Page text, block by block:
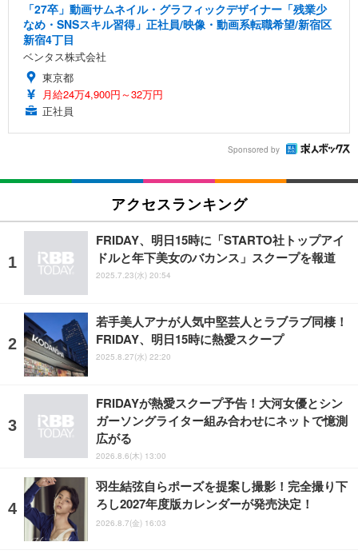
「27卒」動画サムネイル・グラフィックデザイナー「残業少
なめ・SNSスキル習得」正社員/映像・動画系転職希望/新宿区
新宿4丁目
ベンタス株式会社
東京都
月給24万4,900円～32万円
正社員
Sponsored by
アクセスランキング
FRIDAY、明日15時に「STARTO社トップアイ
ドルと年下美女のバカンス」スクープを報道
2025.7.23(水) 20:54
若手美人アナが人気中堅芸人とラブラブ同棲！
FRIDAY、明日15時に熱愛スクープ
2025.8.27(水) 22:20
FRIDAYが熱愛スクープ予告！大河女優とシン
ガーソングライター組み合わせにネットで憶測
広がる
2026.8.6(木) 13:00
羽生結弦自らポーズを提案し撮影！完全撮り下
ろし2027年度版カレンダーが発売決定！
2026.8.7(金) 16:03